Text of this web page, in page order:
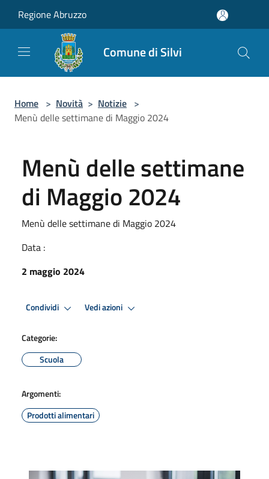
Regione Abruzzo
Comune di Silvi
Home > Novità > Notizie >
Menù delle settimane di Maggio 2024
Menù delle settimane
di Maggio 2024
Menù delle settimane di Maggio 2024
Data :
2 maggio 2024
Condividi Vedi azioni
Categorie:
Scuola
Argomenti:
Prodotti alimentari